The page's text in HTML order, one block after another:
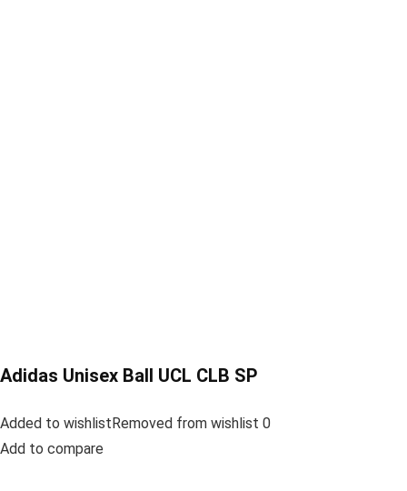
Adidas Unisex Ball UCL CLB SP
Added to wishlistRemoved from wishlist 0
Add to compare